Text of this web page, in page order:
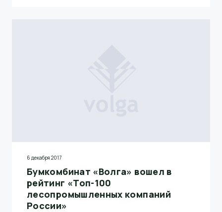
6 декабря 2017
Бумкомбинат «Волга» вошел в
рейтинг «Топ-100
лесопромышленных компаний
России»